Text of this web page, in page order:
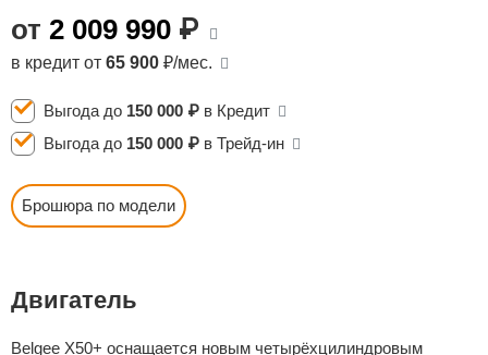
от 2 009 990 ₽
в кредит от 65 900 ₽/мес.
Выгода до 150 000 ₽ в Кредит
Выгода до 150 000 ₽ в Трейд-ин
Брошюра по модели
Двигатель
Belgee X50+ оснащается новым четырёхцилиндровым